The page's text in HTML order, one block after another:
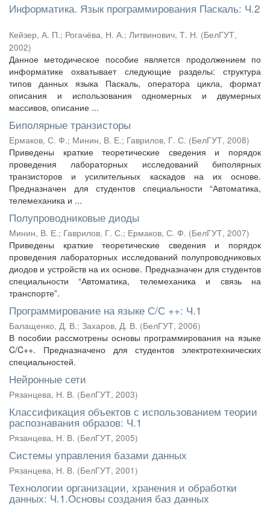
Информатика. Язык программирования Паскаль: Ч.2
Кейзер, А. П.; Рогачёва, Н. А.; Литвинович, Т. Н. (БелГУТ,
2002)
Данное методическое пособие является продолжением по
информатике охватывает следующие разделы: структура
типов данных языка Паскаль, оператора цикла, формат
описания и использования одномерных и двумерных
массивов, описание ...
Биполярные транзисторы
Ермаков, С. Ф.; Минин, В. Е.; Гаврилов, Г. С. (БелГУТ, 2008)
Приведены краткие теоретические сведения и порядок
проведения лабораторных исследований биполярных
транзисторов и усилительных каскадов на их основе.
Предназначен для студентов специальности “Автоматика,
телемеханика и ...
Полупроводниковые диоды
Минин, В. Е.; Гаврилов, Г. С.; Ермаков, С. Ф. (БелГУТ, 2007)
Приведены краткие теоретические сведения и порядок
проведения лабораторных исследований полупроводниковых
диодов и устройств на их основе. Предназначен для студентов
специальности “Автоматика, телемеханика и связь на
транспорте”.
Программирование на языке С/С ++: Ч.1
Балащенко, Д. В.; Захаров, Д. В. (БелГУТ, 2006)
В пособии рассмотрены основы программирования на языке
C/C++. Предназначено для студентов электротехнических
специальностей.
Нейронные сети
Рязанцева, Н. В. (БелГУТ, 2003)
Классификация объектов с использованием теории
распознавания образов: Ч.1
Рязанцева, Н. В. (БелГУТ, 2005)
Системы управления базами данных
Рязанцева, Н. В. (БелГУТ, 2001)
Технологии организации, хранения и обработки
данных: Ч.1.Основы создания баз данных